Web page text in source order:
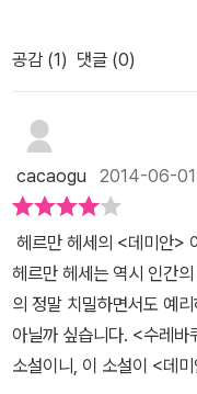
껏 자신이 놓쳤던 것들을
들에게서 조롱받고 무시받
는 한스의 산책에 함께하
해 수도원을 무단이탈한
일너는 불명예 퇴교 처분
고 달려가다가 지쳐 쓰러
하고 만다. 힌딩거는 사
지만, 한스는 더는 방치할
집으로 돌려보낸다. 그러
해 주는 사람은 아무도 없
로는 아버지의 기대가 두
다. 시험을 잘 못 봐서 망
했는데 비교적 잘 적응해
의 방황신학교에서 생활하
천재적이고 반항적인 시
너는 깊은 우정을 나누게
식 교육과 가혹한 규율이
되었어요. 그 때부터 공부
이별 등 정신에 큰 혼란을
도에서 이탈한 한스는 결
아직도 공부 외에 또 다른
있다.학교나 세상은 오직
적 사고에서 벗어나지 못
하지 못하고 있다. 결국
의 여지도 별로 없고 제대
외된 사람들은 좌절감 속
부만 하다가 차츰 자신이
하면서 점점 공부에 대한
분위기 속에 서서히 수레
다양한 일들을 해야 하는
만 제시하는 현재의 교육
주위 사람들의 반응, 한스
다. 한스의 고향인 시골 풍
데 반해, 우리나라에선 대
는다는 것이다. 그리고 자
는 어린 학생들에게 가혹
학생들을 낙오자 취급하
라 사회가 내 말을 잘 들을
말이 떠올랐다. 헤르만헤
은 작가의 삶을 투영했다
면에 좀 더 치중한 느낌이
세한 묘사와 감정의 드러
청소년들에겐 지루하게 느
작품은 질풍노도의 청소
주변인물의 현실감있는
순종적이고 공부 잘하고
아이, 부수적인 것에 신경
가정환경도 아니었고, 어
텐데 한스는 아버지의 기
될만큼 공부와 품행에 있
는 신학교에 차석으로 입
제가 해결될것만 같았다.
공감 (1) 댓글 (0)
cacaogu 2014-06-01
헤르만 헤세의 <데미안>
헤르만 헤세는 역시 인간
의 정말 치밀하면서도 예
아닐까 싶습니다. <수레
소설이니, 이 소설이 <데